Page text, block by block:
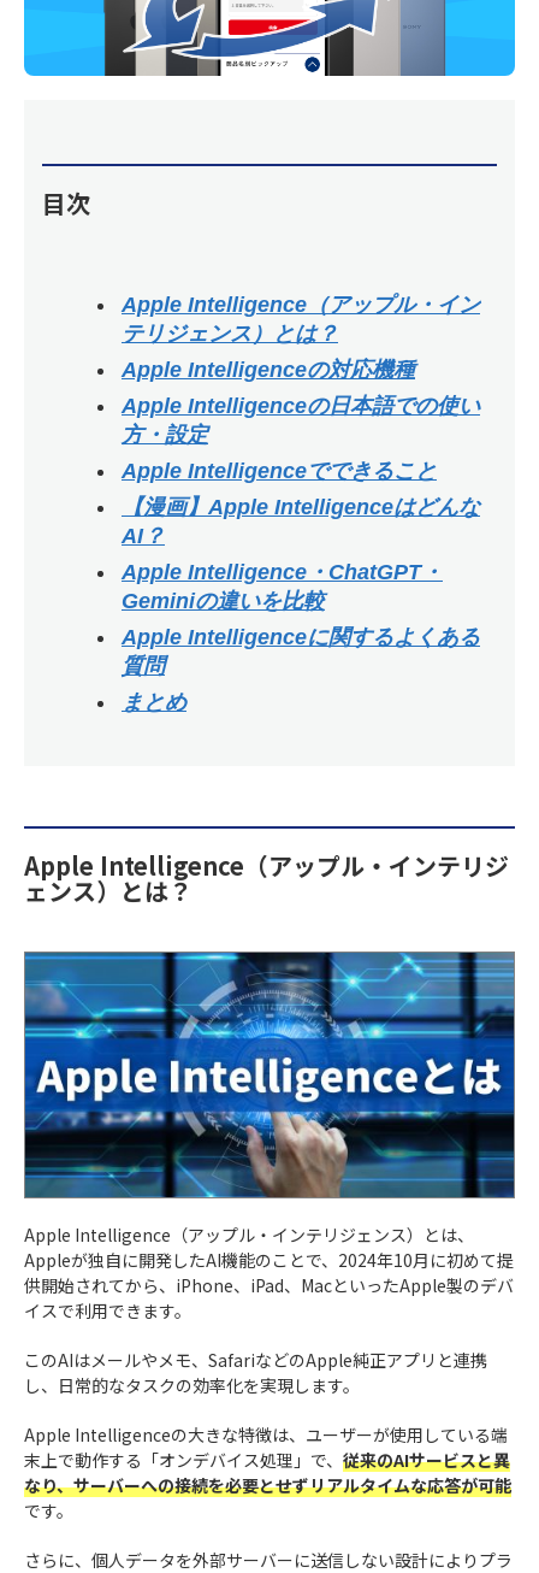
目次
Apple Intelligence（アップル・イン
テリジェンス）とは？
Apple Intelligenceの対応機種
Apple Intelligenceの日本語での使い
方・設定
Apple Intelligenceでできること
【漫画】Apple Intelligenceはどんな
AI？
Apple Intelligence・ChatGPT・
Geminiの違いを比較
Apple Intelligenceに関するよくある
質問
まとめ
Apple Intelligence（アップル・インテリジ
ェンス）とは？
Apple Intelligence（アップル・インテリジェンス）とは、
Appleが独自に開発したAI機能のことで、2024年10月に初めて提
供開始されてから、iPhone、iPad、MacといったApple製のデバ
イスで利用できます。
このAIはメールやメモ、SafariなどのApple純正アプリと連携
し、日常的なタスクの効率化を実現します。
Apple Intelligenceの大きな特徴は、ユーザーが使用している端
末上で動作する「オンデバイス処理」で、 従来のAIサービスと異
なり、サーバーへの接続を必要とせずリアルタイムな応答が可能
です。
さらに、個人データを外部サーバーに送信しない設計によりプラ